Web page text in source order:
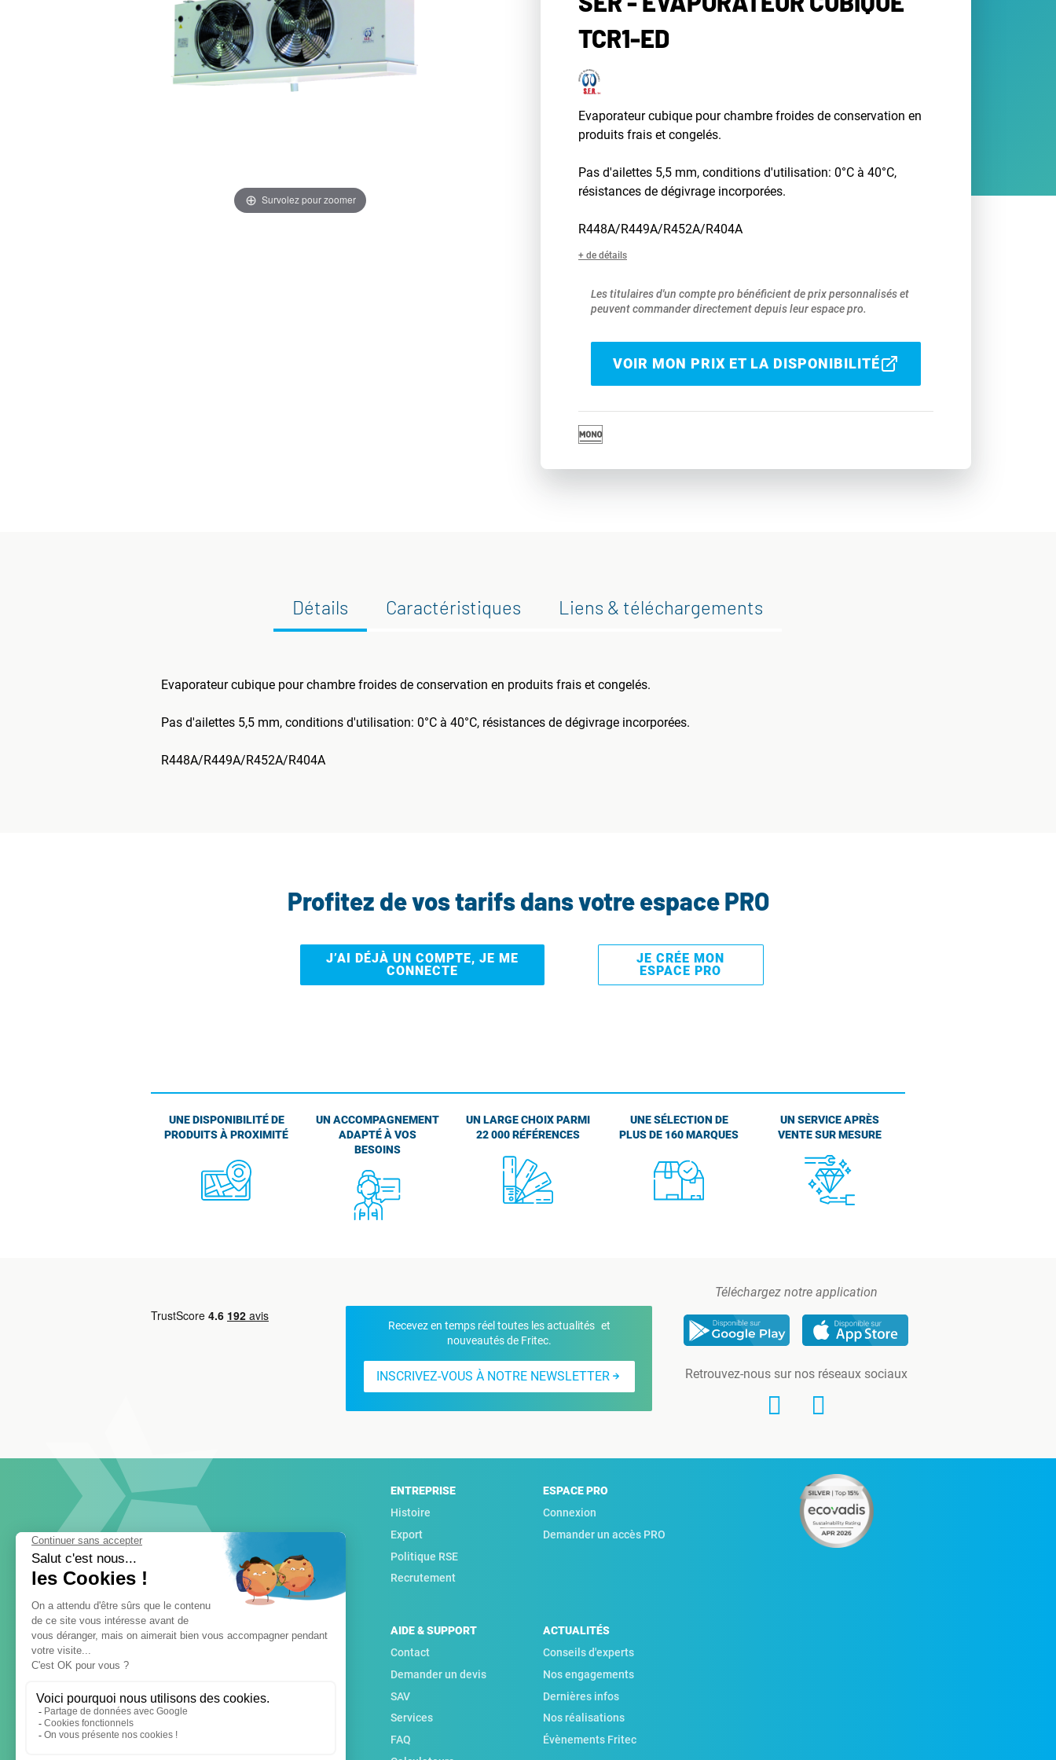
Survolez pour zoomer
TCR1-ED
Evaporateur cubique pour chambre froides de conservation en
produits frais et congelés.
Pas d'ailettes 5,5 mm, conditions d'utilisation: 0°C à 40°C,
résistances de dégivrage incorporées.
R448A/R449A/R452A/R404A
+ de détails
Les titulaires d'un compte pro bénéficient de prix personnalisés et
peuvent commander directement depuis leur espace pro.
VOIR MON PRIX ET LA DISPONIBILITÉ
Détails Caractéristiques Liens & téléchargements
Evaporateur cubique pour chambre froides de conservation en produits frais et congelés.
Pas d'ailettes 5,5 mm, conditions d'utilisation: 0°C à 40°C, résistances de dégivrage incorporées.
R448A/R449A/R452A/R404A
Profitez de vos tarifs dans votre espace PRO
J’AI DÉJÀ UN COMPTE, JE ME
CONNECTE
JE CRÉE MON
ESPACE PRO
UNE DISPONIBILITÉ DE
PRODUITS À PROXIMITÉ
UN ACCOMPAGNEMENT
ADAPTÉ À VOS
BESOINS
UN LARGE CHOIX PARMI
22 000 RÉFÉRENCES
UNE SÉLECTION DE
PLUS DE 160 MARQUES
UN SERVICE APRÈS
VENTE SUR MESURE
Recevez en temps réel toutes les actualités et
nouveautés de Fritec.
INSCRIVEZ-VOUS À NOTRE NEWSLETTER
Téléchargez notre application
Retrouvez-nous sur nos réseaux sociaux
ENTREPRISE
Histoire
Export
Politique RSE
Recrutement
ESPACE PRO
Connexion
Demander un accès PRO
AIDE & SUPPORT
Contact
Demander un devis
SAV
Services
FAQ
ACTUALITÉS
Conseils d'experts
Nos engagements
Dernières infos
Nos réalisations
Évènements Fritec